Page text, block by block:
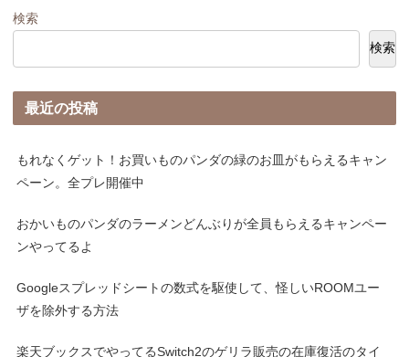
検索
検索
最近の投稿
もれなくゲット！お買いものパンダの緑のお皿がもらえるキャン
ペーン。全プレ開催中
おかいものパンダのラーメンどんぶりが全員もらえるキャンペー
ンやってるよ
Googleスプレッドシートの数式を駆使して、怪しいROOMユー
ザを除外する方法
楽天ブックスでやってるSwitch2のゲリラ販売の在庫復活のタイ